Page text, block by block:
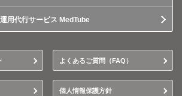
用代行サービス MedTube
よくあるご質問（FAQ）
個人情報保護方針